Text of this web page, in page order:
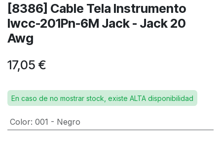
[8386] Cable Tela Instrumento
Iwcc-201Pn-6M Jack - Jack 20
Awg
17,05 €
En caso de no mostrar stock, existe ALTA disponibilidad
Color: 001 - Negro